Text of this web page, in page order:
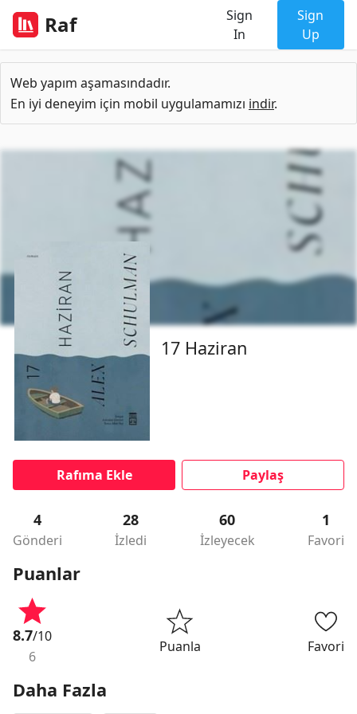
Raf
Sign
In
Sign
Up
Web yapım aşamasındadır.
En iyi deneyim için mobil uygulamamızı indir.
17 Haziran
Rafıma Ekle Paylaş
4
Gönderi
28
İzledi
60
İzleyecek
1
Favori
Puanlar
8.7/10
6
Puanla Favori
Daha Fazla